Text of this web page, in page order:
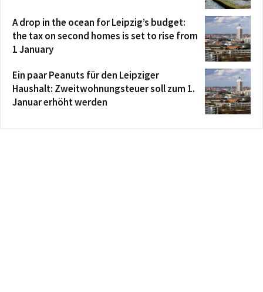
A drop in the ocean for Leipzig’s budget:
the tax on second homes is set to rise from
1 January
Ein paar Peanuts für den Leipziger
Haushalt: Zweitwohnungsteuer soll zum 1.
Januar erhöht werden